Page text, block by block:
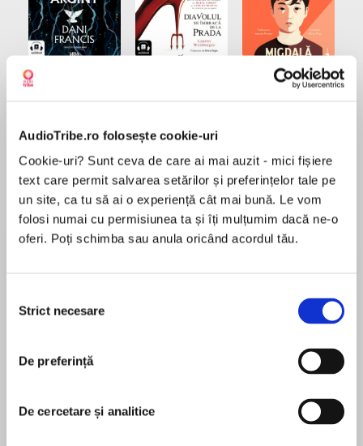
AudioTribe.ro folosește cookie-uri
Cookie-uri? Sunt ceva de care ai mai auzit - mici fișiere
text care permit salvarea setărilor și preferințelor tale pe
un site, ca tu să ai o experiență cât mai bună. Le vom
folosi numai cu permisiunea ta și îți mulțumim dacă ne-o
oferi. Poți schimba sau anula oricând acordul tău.
consimțământului
Strict necesare
De preferință
De cercetare și analitice
Elita de Argint (Elita
Migdală
Sohn Won-pyung
Desprecarte
‘The desert hides dark secrets…’
MARRAKECH 1966
Morocco, looking for the grandmother she has
MAI MULT
În acest moment nu există recenzii
Dinah Jefferies